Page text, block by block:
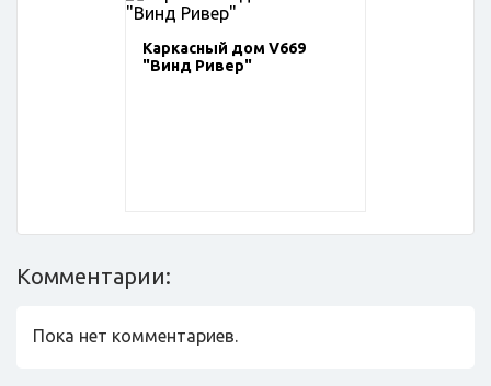
Каркасный дом V669
"Винд Ривер"
Комментарии:
Пока нет комментариев.